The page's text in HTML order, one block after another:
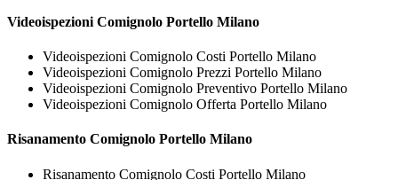
Videoispezioni Comignolo Portello Milano
Videoispezioni Comignolo Costi Portello Milano
Videoispezioni Comignolo Prezzi Portello Milano
Videoispezioni Comignolo Preventivo Portello Milano
Videoispezioni Comignolo Offerta Portello Milano
Risanamento Comignolo Portello Milano
Risanamento Comignolo Costi Portello Milano